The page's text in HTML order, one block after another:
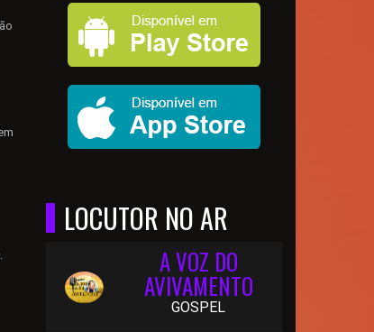
LOCUTOR NO AR
A VOZ DO
AVIVAMENTO
GOSPEL